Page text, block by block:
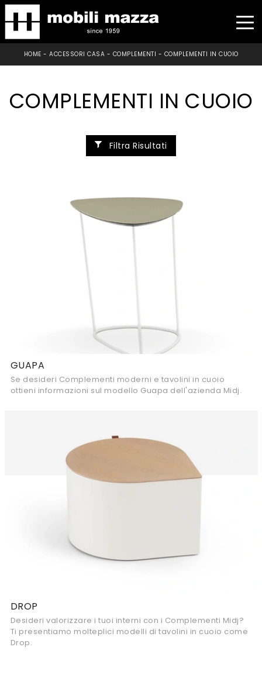
HOME - ACCESSORI CASA - COMPLEMENTI - COMPLEMENTI IN CUOIO
COMPLEMENTI IN CUOIO
Filtra Risultati
GUAPA
Se desideri Complementi moderni e tavolini in cuoio
ottieni informazioni sul modello Guapa dell'azienda Midj.
DROP
Desideri valorizzare i tuoi interni con i Complementi Midj?
Ti presentiamo molteplici modelli di tavolini in cuoio come
Drop.